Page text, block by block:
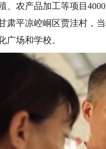
、农产品加工等项目
肃平凉崆峒区贾洼村，
广场和学校。